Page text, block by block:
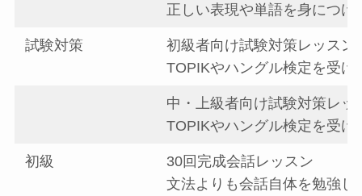
正しい表現や単語を身につけ
試験対策
初級者向け試験対策レッスン
TOPIKやハングル検定を受け
中・上級者向け試験対策レッ
TOPIKやハングル検定を受
初級
30回完成会話レッスン
文法よりも会話自体を勉強し